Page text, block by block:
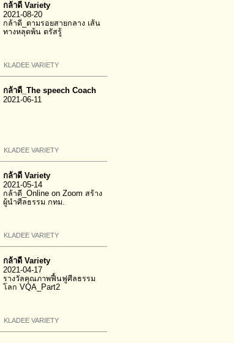
กล้าดี Variety
2021-08-20
กล้าดี_ตามรอยสายกลาง เส้น
ทางหลุดพ้น ตรัสรู้
KLADEE VARIETY
กล้าดี_The speech Coach
2021-06-11
KLADEE VARIETY
กล้าดี Variety
2021-05-14
กล้าดี_Online on Zoom สร้าง
ผู้นำศีลธรรม กทม.
KLADEE VARIETY
กล้าดี Variety
2021-04-17
รางวัลคุณภาพฟื้นฟูศีลธรรม
โลก VQA_Part2
KLADEE VARIETY